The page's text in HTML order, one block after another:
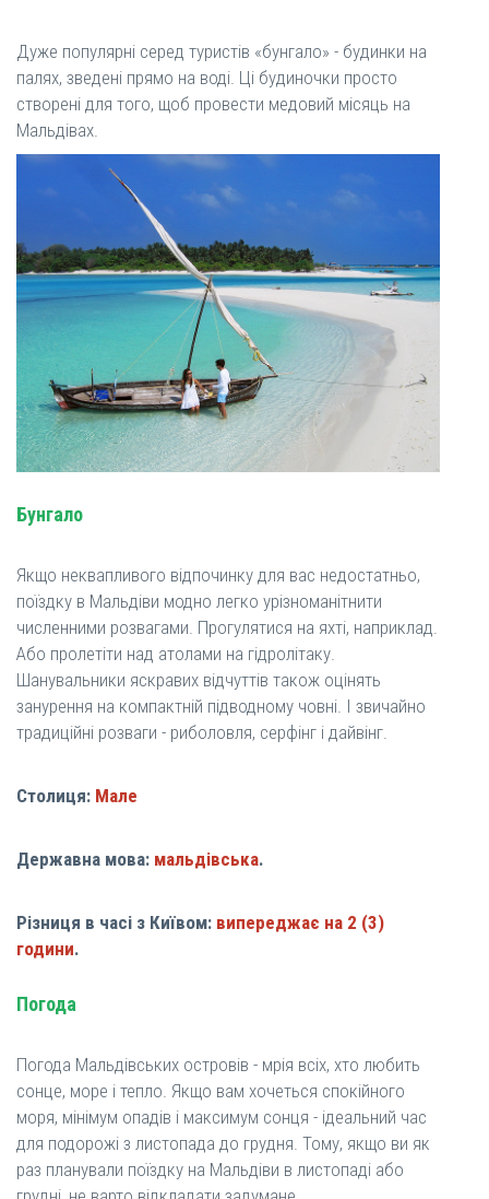
Дуже популярні серед туристів «бунгало» - будинки на
палях, зведені прямо на воді. Ці будиночки просто
створені для того, щоб провести медовий місяць на
Мальдівах.
Бунгало
Якщо неквапливого відпочинку для вас недостатньо,
поїздку в Мальдіви модно легко урізноманітнити
численними розвагами. Прогулятися на яхті, наприклад.
Або пролетіти над атолами на гідролітаку.
Шанувальники яскравих відчуттів також оцінять
занурення на компактній підводному човні. І звичайно
традиційні розваги - риболовля, серфінг і дайвінг.
Столиця: Мале
Державна мова: мальдівська.
Різниця в часі з Київом: випереджає на 2 (3)
години.
Погода
Погода Мальдівських островів - мрія всіх, хто любить
сонце, море і тепло. Якщо вам хочеться спокійного
моря, мінімум опадів і максимум сонця - ідеальний час
для подорожі з листопада до грудня. Тому, якщо ви як
раз планували поїздку на Мальдіви в листопаді або